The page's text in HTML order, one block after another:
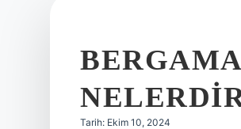
Tarih: Ekim 10, 2024